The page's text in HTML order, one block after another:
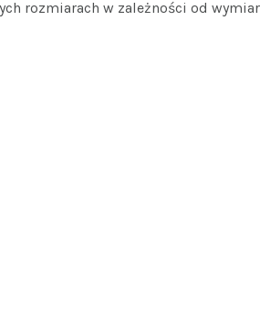
rozmiarach w zależności od